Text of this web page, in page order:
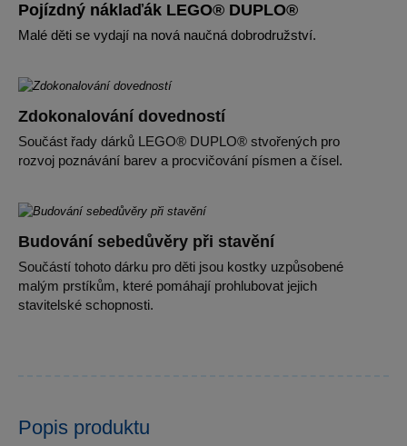
Pojízdný náklaďák LEGO® DUPLO®
Malé děti se vydají na nová naučná dobrodružství.
Zdokonalování dovedností
Součást řady dárků LEGO® DUPLO® stvořených pro
rozvoj poznávání barev a procvičování písmen a čísel.
Budování sebedůvěry při stavění
Součástí tohoto dárku pro děti jsou kostky uzpůsobené
malým prstíkům, které pomáhají prohlubovat jejich
stavitelské schopnosti.
Popis produktu